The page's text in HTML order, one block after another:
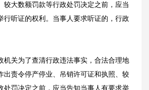
较大数额罚款等行政处罚决定之前，应当
行听证的权利。当事人要求听证的，行政
机关为了查清行政违法事实，合法合理地
出责令停产停业、吊销许可证和执照、较
处罚决定之前，应当告知当事人有要求举